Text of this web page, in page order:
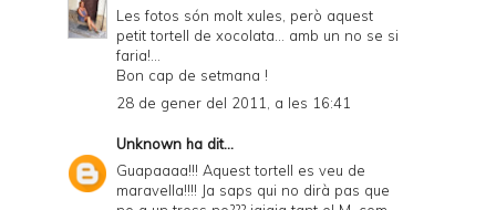
Les fotos són molt xules, però aquest
petit tortell de xocolata... amb un no se si
faria!...
Bon cap de setmana !
28 de gener del 2011, a les 16:41
Unknown ha dit...
Guapaaaa!!! Aquest tortell es veu de
maravella!!!! Ja saps qui no dirà pas que